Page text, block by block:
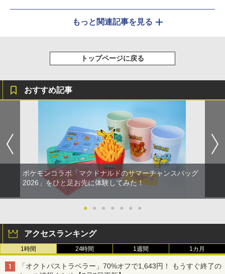
もっと関連記事を見る
トップページに戻る
おすすめ記事
ポケモンコラボ「マクドナルドのサマーチャンスバッグ
2026」をひと足お先に体験してみた！
● ● ● ● ● ● ●
アクセスランキング
1時間 24時間 1週間 1カ月
「オクトパストラベラー」70%オフで1,643円！ もうすぐ終了の